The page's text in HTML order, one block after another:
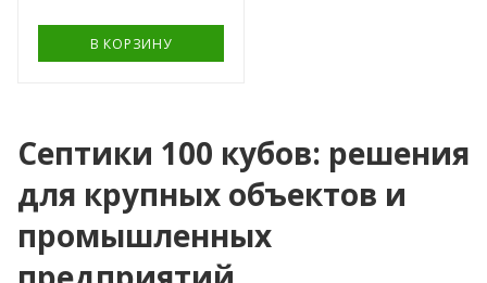
принудительный
Вариант
Тип очистного
устройства
станция
биологической
очистки
В КОРЗИНУ
Септики 100 кубов: решения
для крупных объектов и
промышленных